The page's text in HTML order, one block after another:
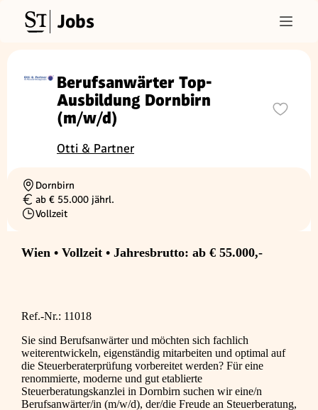
Jobs
Berufsanwärter Top-
Ausbildung Dornbirn
(m/w/d)
Otti & Partner
Ortschaft
Dornbirn
Gehalt
ab € 55.000 jährl.
Beschäftigungsart
Vollzeit
Wien • Vollzeit • Jahresbrutto: ab € 55.000,-
Ref.-Nr.: 11018
Sie sind Berufsanwärter und möchten sich fachlich
weiterentwickeln, eigenständig mitarbeiten und optimal auf
die Steuerberaterprüfung vorbereitet werden? Für eine
renommierte, moderne und gut etablierte
Steuerberatungskanzlei in Dornbirn suchen wir eine/n
Berufsanwärter/in (m/w/d), der/die Freude an Steuerberatung,